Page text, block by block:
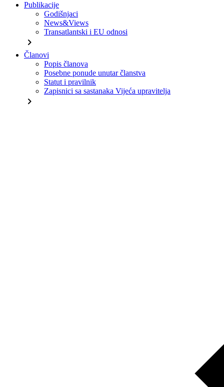
Publikacije
Godišnjaci
News&Views
Transatlantski i EU odnosi
chevron_right
Članovi
Popis članova
Posebne ponude unutar članstva
Statut i pravilnik
Zapisnici sa sastanaka Vijeća upravitelja
chevron_right